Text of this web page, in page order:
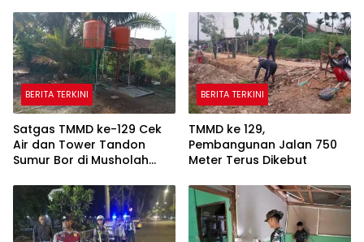
BERITA TERKINI
Satgas TMMD ke-129 Cek
Air dan Tower Tandon
Sumur Bor di Musholah
BERITA TERKINI
TMMD ke 129,
Pembangunan Jalan 750
Meter Terus Dikebut